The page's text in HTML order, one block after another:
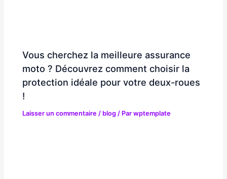
Vous cherchez la meilleure assurance
moto ? Découvrez comment choisir la
protection idéale pour votre deux-roues
!
Laisser un commentaire / blog / Parwptemplate